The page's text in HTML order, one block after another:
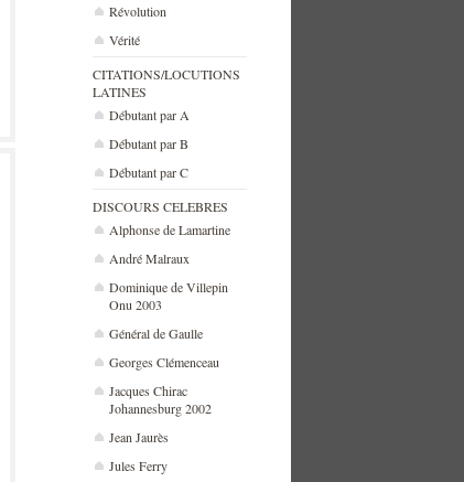
Révolution
Vérité
CITATIONS/LOCUTIONS
LATINES
Débutant par A
Débutant par B
Débutant par C
DISCOURS CELEBRES
Alphonse de Lamartine
André Malraux
Dominique de Villepin
Onu 2003
Général de Gaulle
Georges Clémenceau
Jacques Chirac
Johannesburg 2002
Jean Jaurès
Jules Ferry